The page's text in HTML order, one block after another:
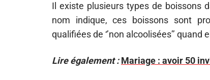
Il existe plusieurs types de boissons
nom indique, ces boissons sont
qualifiées de ‘’non alcoolisées’’
Lire également : Mariage : avoir 50